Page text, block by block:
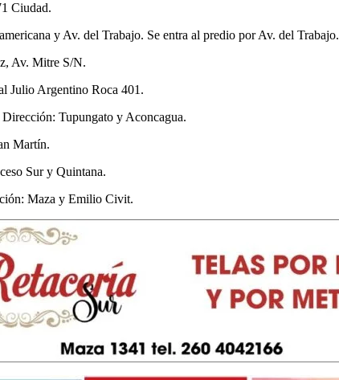
Ciudad.
y Av. del Trabajo. Se entra al predio por Av. del Trabajo.
Av. Mitre S/N.
Julio Argentino Roca 401.
Tupungato y Aconcagua.
Martín.
Sur y Quintana.
Maza y Emilio Civit.